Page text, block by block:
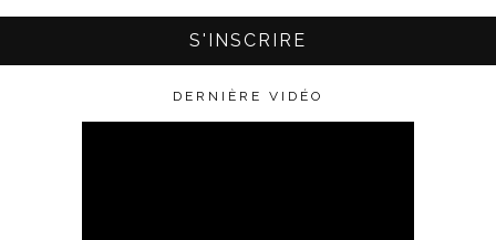
DERNIÈRE VIDÉO